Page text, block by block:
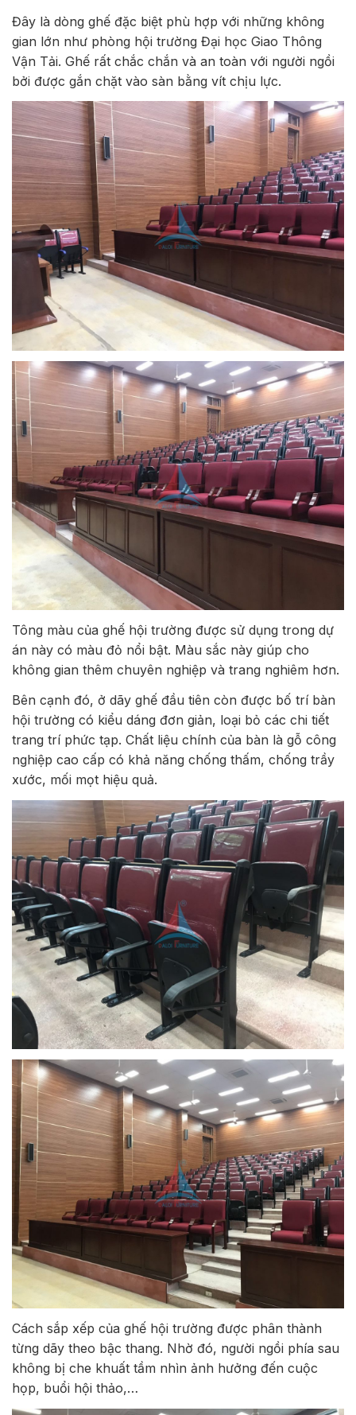
Đây là dòng ghế đặc biệt phù hợp với những không
gian lớn như phòng hội trường Đại học Giao Thông
Vận Tải. Ghế rất chắc chắn và an toàn với người ngồi
bởi được gắn chặt vào sàn bằng vít chịu lực.
Tông màu của ghế hội trường được sử dụng trong dự
án này có màu đỏ nổi bật. Màu sắc này giúp cho
không gian thêm chuyên nghiệp và trang nghiêm hơn.
Bên cạnh đó, ở dãy ghế đầu tiên còn được bố trí bàn
hội trường có kiểu dáng đơn giản, loại bỏ các chi tiết
trang trí phức tạp. Chất liệu chính của bàn là gỗ công
nghiệp cao cấp có khả năng chống thấm, chống trầy
xước, mối mọt hiệu quả.
Cách sắp xếp của ghế hội trường được phân thành
từng dãy theo bậc thang. Nhờ đó, người ngồi phía sau
không bị che khuất tầm nhìn ảnh hưởng đến cuộc
họp, buổi hội thảo,…